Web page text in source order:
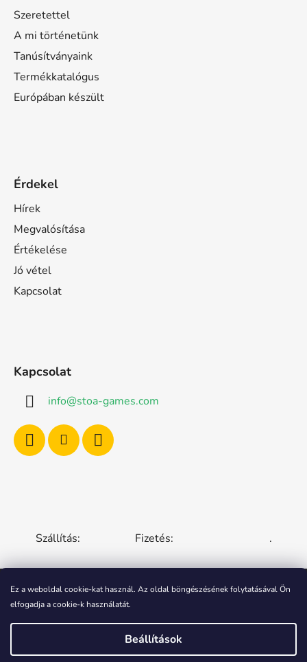
Ez a weboldal cookie-kat használ. Az oldal böngészésének folytatásával Ön
elfogadja a cookie-k használatát.
Beállítások
Szeretettel
A mi történetünk
Tanúsítványaink
Termékkatalógus
Európában készült
Érdekel
Hírek
Megvalósítása
Értékelése
Jó vétel
Kapcsolat
Kapcsolat
info@stoa-games.com
Szállítás: Fizetés: .
CZECH REPUBLIC
ROMANIA
POLAND EUROPEAN UNION